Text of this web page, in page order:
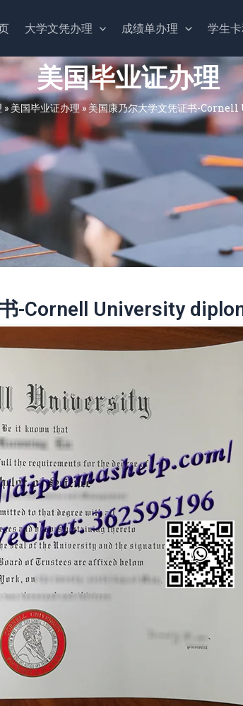
大学文凭办理 成绩单办理 学生
美国毕业证办理
» 美国毕业证办理» 美国康乃尔大学文凭证书-
-Cornell University